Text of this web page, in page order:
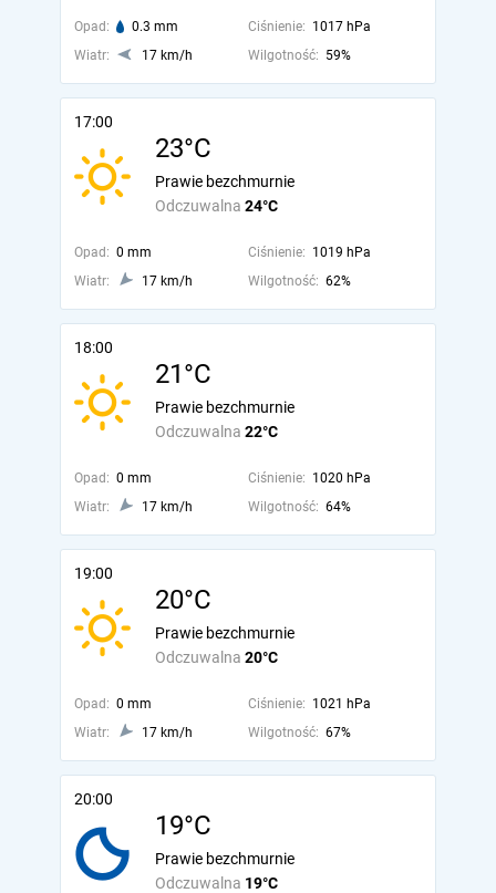
Opad: 0.3 mm Ciśnienie: 1017 hPa
Wiatr:
17 km/h Wilgotność: 59%
17:00
23°C
Odczuwalna 24°C
Prawie bezchmurnie
Opad: 0 mm Ciśnienie: 1019 hPa
Wiatr:
17 km/h Wilgotność: 62%
18:00
21°C
Odczuwalna 22°C
Prawie bezchmurnie
Opad: 0 mm Ciśnienie: 1020 hPa
Wiatr:
17 km/h Wilgotność: 64%
19:00
20°C
Odczuwalna 20°C
Prawie bezchmurnie
Opad: 0 mm Ciśnienie: 1021 hPa
Wiatr:
17 km/h Wilgotność: 67%
20:00
19°C
Odczuwalna 19°C
Prawie bezchmurnie